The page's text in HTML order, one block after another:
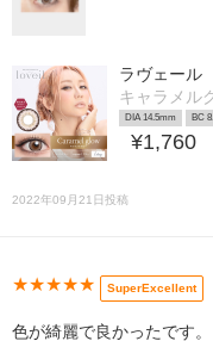
ラヴェール
キャラメル
DIA 14.5mm BC
¥1,760
2022年09月21日投稿
★★★★★ SuperExcellent
色が綺麗で良かったです